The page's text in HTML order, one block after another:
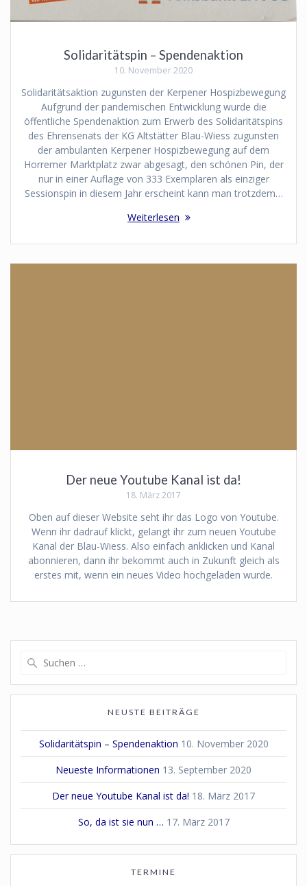
Solidaritätspin – Spendenaktion
10. November 2020
Solidaritätsaktion zugunsten der Kerpener Hospizbewegung
Aufgrund der pandemischen Entwicklung wurde die
öffentliche Spendenaktion zum Erwerb des Solidaritätspins
des Ehrensenats der KG Altstätter Blau-Wiess zugunsten
der ambulanten Kerpener Hospizbewegung auf dem
Horremer Marktplatz zwar abgesagt, den schönen Pin, der
nur in einer Auflage von 333 Exemplaren als einziger
Sessionspin in diesem Jahr erscheint kann man trotzdem…
Weiterlesen
Der neue Youtube Kanal ist da!
18. März 2017
Oben auf dieser Website seht ihr das Logo von Youtube.
Wenn ihr dadrauf klickt, gelangt ihr zum neuen Youtube
Kanal der Blau-Wiess. Also einfach anklicken und Kanal
abonnieren, dann ihr bekommt auch in Zukunft gleich als
erstes mit, wenn ein neues Video hochgeladen wurde.
NEUSTE BEITRÄGE
Solidaritätspin – Spendenaktion 10. November 2020
Neueste Informationen 13. September 2020
Der neue Youtube Kanal ist da! 18. März 2017
So, da ist sie nun … 17. März 2017
TERMINE